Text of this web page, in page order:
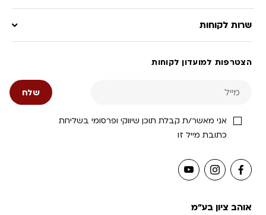
אוהב ציון בע"מ
שרות לקוחות
הצטרפות למועדון לקוחות
אני מאשר/ת קבלת תוכן שיווקי ופרסומי בשליחת
כתובת מייל זו